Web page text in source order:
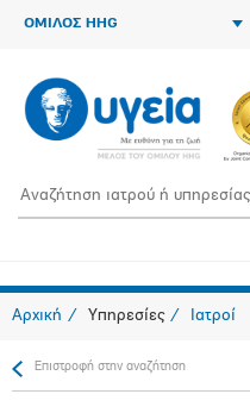
ΟΜΙΛΟΣ HHG
Αρχική Υπηρεσίες Ιατροί
Επιστροφή στην αναζήτηση